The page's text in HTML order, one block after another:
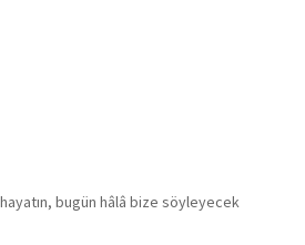
bugün hâlâ bize söyleyecek